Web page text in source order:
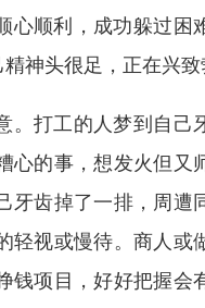
心顺利，成功躲过困
神头很足，正在兴致
。打工的人梦到自己
心的事，想发火但又
牙齿掉了一排，周遭
轻视或慢待。商人或
钱项目，好好把握会